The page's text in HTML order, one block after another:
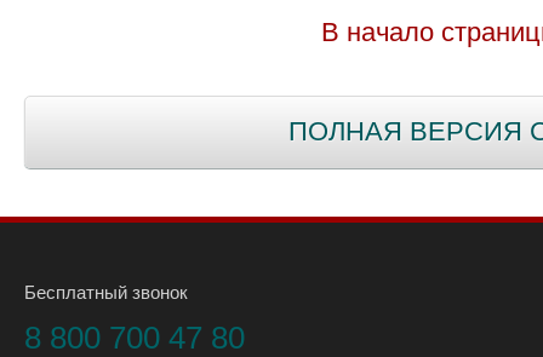
В начало
ПОЛНАЯ ВЕРСИЯ
Бесплатный звонок
8 800 700 47 80